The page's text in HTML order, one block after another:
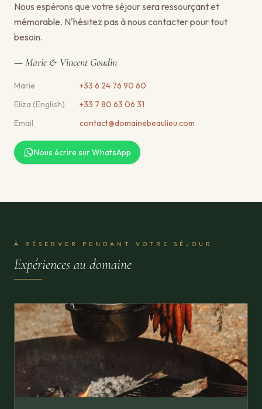
Nous espérons que votre séjour sera ressourçant et
mémorable. N'hésitez pas à nous contacter pour tout
besoin.
— Marie & Vincent Goudin
Marie
+33 6 24 76 90 60
Eliza (English)
+33 7 80 63 06 31
Email
contact@domainebeaulieu.com
Nous écrire sur WhatsApp
À RÉSERVER PENDANT VOTRE SÉJOUR
Expériences au domaine